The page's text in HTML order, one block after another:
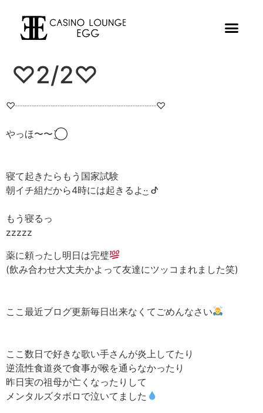
♡2/2♡
♡┈┈┈┈┈┈┈┈┈┈┈┈┈┈┈♡
やっほ〜〜¨̮⃝
寝て起きたらもう国家試験
朝イチ組だから4時には起きるよ·͜· ︎︎ᕷ
もう寝るっ
zzzzz
薬に頼ったし明日は完璧
(飲み合わせ大丈夫かよって友達にツッコまれました笑)
ここ最近ブログ更新毎日出来なくてごめんなさい
ここ数日で好きな歌い手さんが炎上してたり
逆流性食道炎で食事が喉を通らなかったり
昨日実の祖母が亡くなったりして
メンタルズタボロで泣いてました